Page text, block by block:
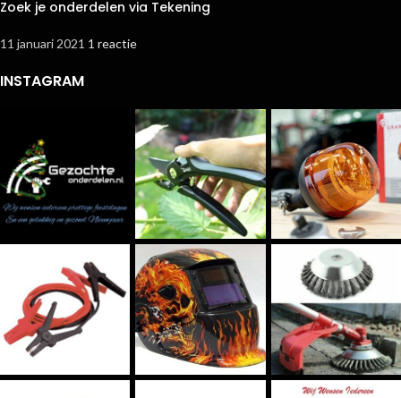
Zoek je onderdelen via Tekening
11 januari 2021 1 reactie
INSTAGRAM